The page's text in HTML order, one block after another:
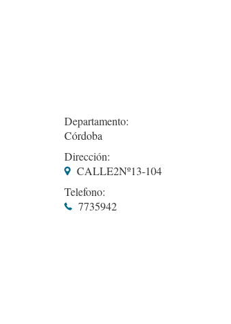
Departamento:
Córdoba
Dirección:
CALLE2Nº13-104
Telefono:
7735942